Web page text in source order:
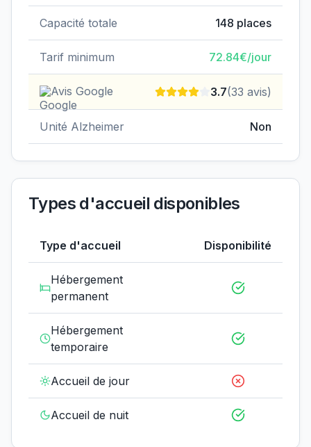
Capacité totale 148 places
Tarif minimum 72.84€/jour
Avis Google 3.7(33 avis)
Unité Alzheimer Non
Types d'accueil disponibles
Type d'accueil Disponibilité
Hébergement
permanent
Hébergement
temporaire
Accueil de jour
Accueil de nuit